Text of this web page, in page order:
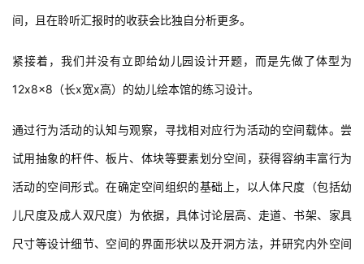
间，且在聆听汇报时的收获会比独自分析更多。
紧接着，我们并没有立即给幼儿园设计开题，而是先做了体型为
12x8x8（长x宽x高）的幼儿绘本馆的练习设计。
通过行为活动的认知与观察，寻找相对应行为活动的空间载体。尝
试用抽象的杆件、板片、体块等要素划分空间，获得容纳丰富行为
活动的空间形式。在确定空间组织的基础上，以人体尺度（包括幼
儿尺度及成人双尺度）为依据，具体讨论层高、走道、书架、家具
尺寸等设计细节、空间的界面形状以及开洞方法，并研究内外空间